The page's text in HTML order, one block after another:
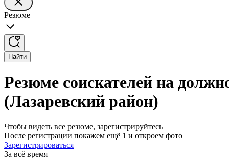
Резюме
Найти
Резюме соискателей на
(Лазаревский район)
Чтобы видеть все резюме, зарегистрируйтесь
После регистрации покажем ещё 1 и откроем фото
Зарегистрироваться
За всё время